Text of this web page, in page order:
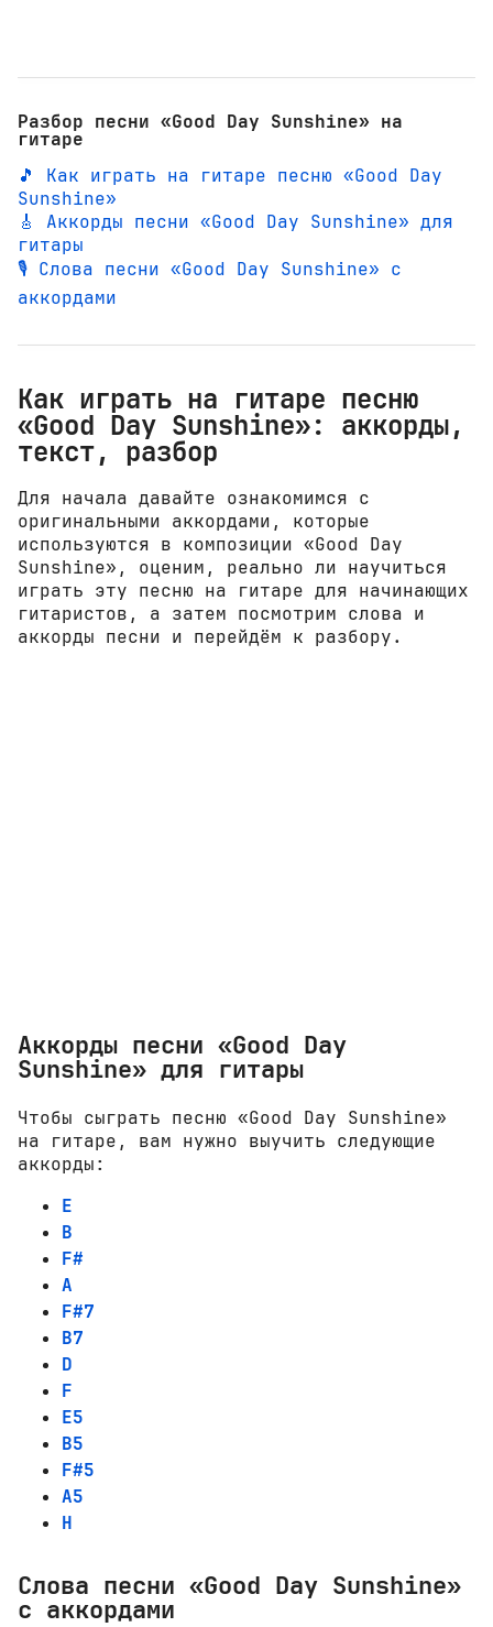
Разбор песни «Good Day Sunshine» на
гитаре
🎵 Как играть на гитаре песню «Good Day
Sunshine»
🎸 Аккорды песни «Good Day Sunshine» для
гитары
🎙️ Слова песни «Good Day Sunshine» с
аккордами
Как играть на гитаре песню
«Good Day Sunshine»: аккорды,
текст, разбор
Для начала давайте ознакомимся с
оригинальными аккордами, которые
используются в композиции «Good Day
Sunshine», оценим, реально ли научиться
играть эту песню на гитаре для начинающих
гитаристов, а затем посмотрим слова и
аккорды песни и перейдём к разбору.
Аккорды песни «Good Day
Sunshine» для гитары
Чтобы сыграть песню «Good Day Sunshine»
на гитаре, вам нужно выучить следующие
аккорды:
E
B
F#
A
F#7
B7
D
F
E5
B5
F#5
A5
H
Слова песни «Good Day Sunshine»
с аккордами